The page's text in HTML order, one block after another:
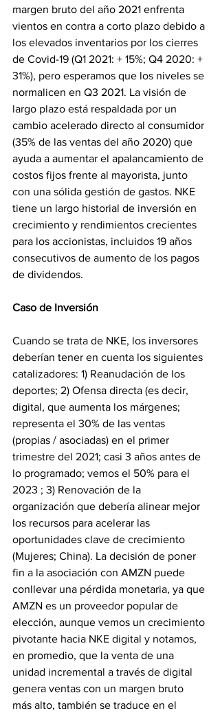
margen bruto del año 2021 enfrenta
vientos en contra a corto plazo debido a
los elevados inventarios por los cierres
de Covid-19 (Q1 2021: + 15%; Q4 2020: +
31%), pero esperamos que los niveles se
normalicen en Q3 2021. La visión de
largo plazo está respaldada por un
cambio acelerado directo al consumidor
(35% de las ventas del año 2020) que
ayuda a aumentar el apalancamiento de
costos fijos frente al mayorista, junto
con una sólida gestión de gastos. NKE
tiene un largo historial de inversión en
crecimiento y rendimientos crecientes
para los accionistas, incluidos 19 años
consecutivos de aumento de los pagos
de dividendos.
Caso de Inversión
Cuando se trata de NKE, los inversores
deberían tener en cuenta los siguientes
catalizadores: 1) Reanudación de los
deportes; 2) Ofensa directa (es decir,
digital, que aumenta los márgenes;
representa el 30% de las ventas
(propias / asociadas) en el primer
trimestre del 2021; casi 3 años antes de
lo programado; vemos el 50% para el
2023 ; 3) Renovación de la
organización que debería alinear mejor
los recursos para acelerar las
oportunidades clave de crecimiento
(Mujeres; China). La decisión de poner
fin a la asociación con AMZN puede
conllevar una pérdida monetaria, ya que
AMZN es un proveedor popular de
elección, aunque vemos un crecimiento
pivotante hacia NKE digital y notamos,
en promedio, que la venta de una
unidad incremental a través de digital
genera ventas con un margen bruto
más alto, también se traduce en el